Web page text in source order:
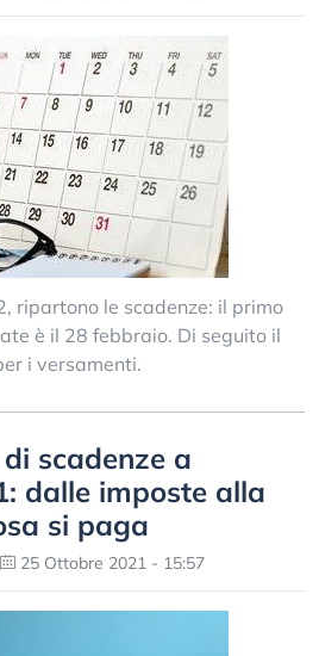
ripartono le scadenze: il primo
è il 28 febbraio. Di seguito il
i versamenti.
scadenze a
dalle imposte alla
si paga
25 Ottobre 2021 - 15:57